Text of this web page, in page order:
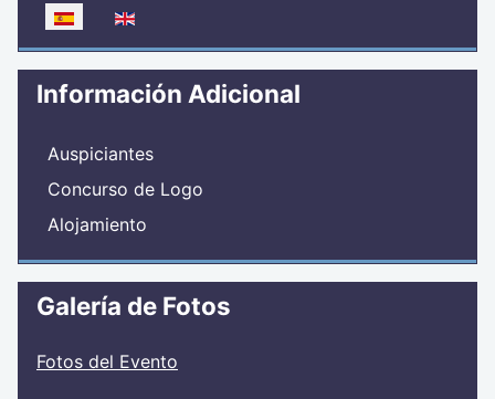
Seleccione su idioma
Información Adicional
Auspiciantes
Concurso de Logo
Alojamiento
Galería de Fotos
Fotos del Evento